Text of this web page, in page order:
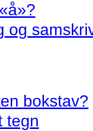
og
bokstav?
tegn